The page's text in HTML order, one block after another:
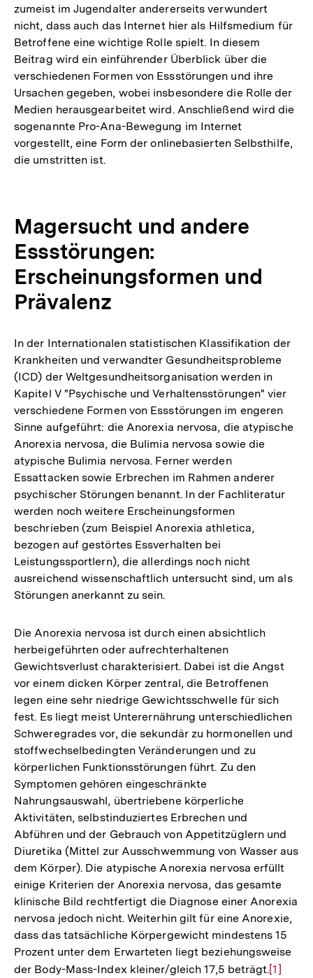
zumeist im Jugendalter andererseits verwundert
nicht, dass auch das Internet hier als Hilfsmedium für
Betroffene eine wichtige Rolle spielt. In diesem
Beitrag wird ein einführender Überblick über die
verschiedenen Formen von Essstörungen und ihre
Ursachen gegeben, wobei insbesondere die Rolle der
Medien herausgearbeitet wird. Anschließend wird die
sogenannte Pro-Ana-Bewegung im Internet
vorgestellt, eine Form der onlinebasierten Selbsthilfe,
die umstritten ist.
Magersucht und andere
Essstörungen:
Erscheinungsformen und
Prävalenz
In der Internationalen statistischen Klassifikation der
Krankheiten und verwandter Gesundheitsprobleme
(ICD) der Weltgesundheitsorganisation werden in
Kapitel V "Psychische und Verhaltensstörungen" vier
verschiedene Formen von Essstörungen im engeren
Sinne aufgeführt: die Anorexia nervosa, die atypische
Anorexia nervosa, die Bulimia nervosa sowie die
atypische Bulimia nervosa. Ferner werden
Essattacken sowie Erbrechen im Rahmen anderer
psychischer Störungen benannt. In der Fachliteratur
werden noch weitere Erscheinungsformen
beschrieben (zum Beispiel Anorexia athletica,
bezogen auf gestörtes Essverhalten bei
Leistungssportlern), die allerdings noch nicht
ausreichend wissenschaftlich untersucht sind, um als
Störungen anerkannt zu sein.
Die Anorexia nervosa ist durch einen absichtlich
herbeigeführten oder aufrechterhaltenen
Gewichtsverlust charakterisiert. Dabei ist die Angst
vor einem dicken Körper zentral, die Betroffenen
legen eine sehr niedrige Gewichtsschwelle für sich
fest. Es liegt meist Unterernährung unterschiedlichen
Schweregrades vor, die sekundär zu hormonellen und
stoffwechselbedingten Veränderungen und zu
körperlichen Funktionsstörungen führt. Zu den
Symptomen gehören eingeschränkte
Nahrungsauswahl, übertriebene körperliche
Aktivitäten, selbstinduziertes Erbrechen und
Abführen und der Gebrauch von Appetitzüglern und
Diuretika (Mittel zur Ausschwemmung von Wasser aus
dem Körper). Die atypische Anorexia nervosa erfüllt
einige Kriterien der Anorexia nervosa, das gesamte
klinische Bild rechtfertigt die Diagnose einer Anorexia
nervosa jedoch nicht. Weiterhin gilt für eine Anorexie,
dass das tatsächliche Körpergewicht mindestens 15
Prozent unter dem Erwarteten liegt beziehungsweise
der Body-Mass-Index kleiner/gleich 17,5 beträgt.Zur
[1]